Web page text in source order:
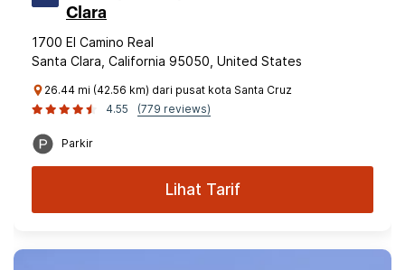
Clara
1700 El Camino Real
Santa Clara, California 95050, United States
26.44 mi (42.56 km) dari pusat kota Santa Cruz
4.55
(779 reviews)
Parkir
Lihat Tarif